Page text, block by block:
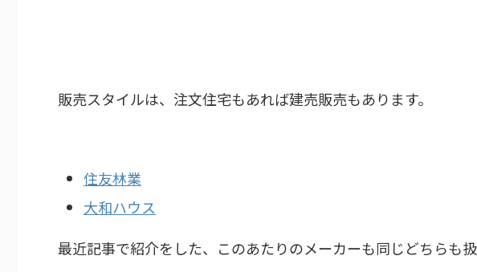
販売スタイルは、注文住宅もあれば建売販売もあります。
住友林業
大和ハウス
最近記事で紹介をした、このあたりのメーカーも同じどちらも扱